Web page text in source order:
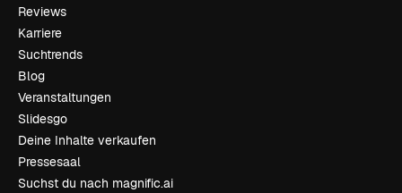
Reviews
Karriere
Suchtrends
Blog
Veranstaltungen
Slidesgo
Deine Inhalte verkaufen
Pressesaal
Suchst du nach magnific.ai